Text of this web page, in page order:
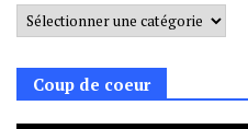
Catégories
Coup de coeur